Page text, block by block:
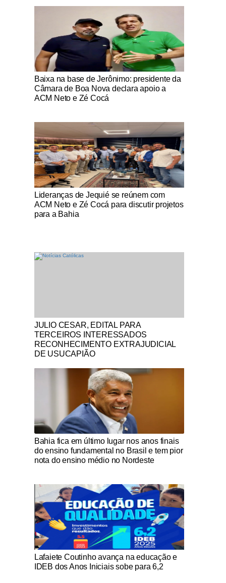
Notícias Católicas
Baixa na base de Jerônimo: presidente da
Câmara de Boa Nova declara apoio a
ACM Neto e Zé Cocá
Notícias Católicas
Lideranças de Jequié se reúnem com
ACM Neto e Zé Cocá para discutir projetos
para a Bahia
Notícias Católicas
JULIO CESAR, EDITAL PARA
TERCEIROS INTERESSADOS
RECONHECIMENTO EXTRAJUDICIAL
DE USUCAPIÃO
Notícias Católicas
Bahia fica em último lugar nos anos finais
do ensino fundamental no Brasil e tem pior
nota do ensino médio no Nordeste
Notícias Católicas
Lafaiete Coutinho avança na educação e
IDEB dos Anos Iniciais sobe para 6,2